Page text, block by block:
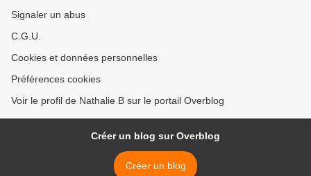
Signaler un abus
C.G.U.
Cookies et données personnelles
Préférences cookies
Voir le profil de Nathalie B sur le portail Overblog
Créer un blog sur Overblog
Créer un blog